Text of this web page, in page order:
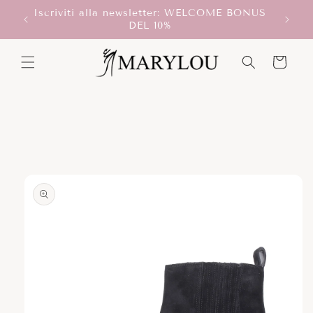
direttamente
Iscriviti alla newsletter: WELCOME BONUS
DEL 10%
Carrello